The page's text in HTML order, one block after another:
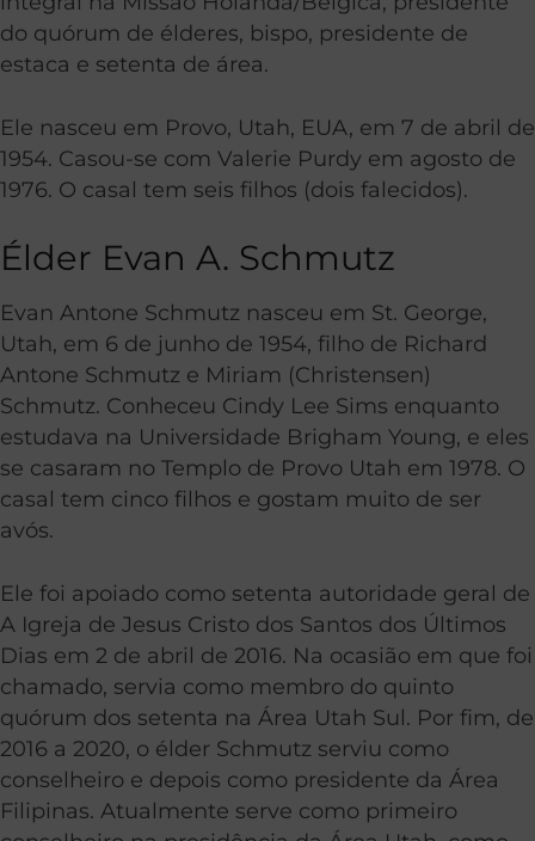
do quórum de élderes, bispo, presidente de
estaca e setenta de área.
Ele nasceu em Provo, Utah, EUA, em 7 de abril de
1954. Casou-se com Valerie Purdy em agosto de
1976. O casal tem seis filhos (dois falecidos).
Élder Evan A. Schmutz
Evan Antone Schmutz nasceu em St. George,
Utah, em 6 de junho de 1954, filho de Richard
Antone Schmutz e Miriam (Christensen)
Schmutz. Conheceu Cindy Lee Sims enquanto
estudava na Universidade Brigham Young, e eles
se casaram no Templo de Provo Utah em 1978. O
casal tem cinco filhos e gostam muito de ser
avós.
Ele foi apoiado como setenta autoridade geral de
A Igreja de Jesus Cristo dos Santos dos Últimos
Dias em 2 de abril de 2016. Na ocasião em que foi
chamado, servia como membro do quinto
quórum dos setenta na Área Utah Sul. Por fim, de
2016 a 2020, o élder Schmutz serviu como
conselheiro e depois como presidente da Área
Filipinas. Atualmente serve como primeiro